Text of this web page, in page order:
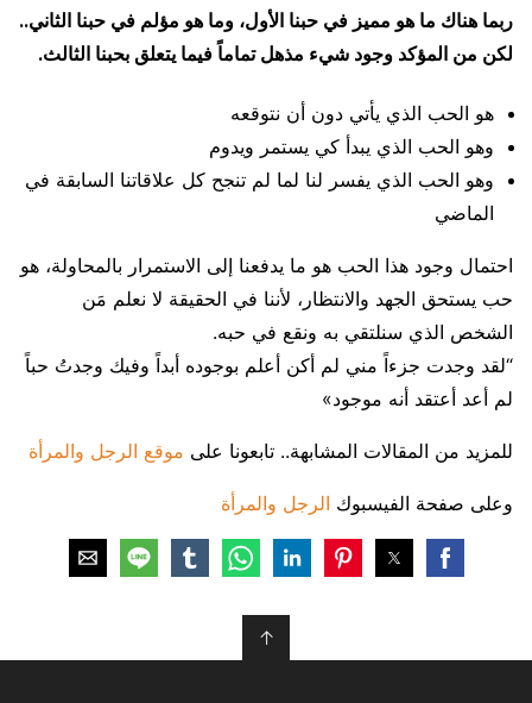
ربما هناك ما هو مميز في حبنا الأول، وما هو مؤلم في حبنا الثاني..
لكن من المؤكد وجود شيء مذهل تماماً فيما يتعلق بحبنا الثالث.
هو الحب الذي يأتي دون أن نتوقعه
وهو الحب الذي يبدأ كي يستمر ويدوم
وهو الحب الذي يفسر لنا لما لم تنجح كل علاقاتنا السابقة في
الماضي
احتمال وجود هذا الحب هو ما يدفعنا إلى الاستمرار بالمحاولة، هو
حب يستحق الجهد والانتظار، لأننا في الحقيقة لا نعلم مَن
الشخص الذي سنلتقي به ونقع في حبه.
“لقد وجدت جزءاً مني لم أكن أعلم بوجوده أبداً وفيك وجدتُ حباً
لم أعد أعتقد أنه موجود»
للمزيد من المقالات المشابهة.. تابعونا على موقع الرجل والمرأة
وعلى صفحة الفيسبوك الرجل والمرأة
↑